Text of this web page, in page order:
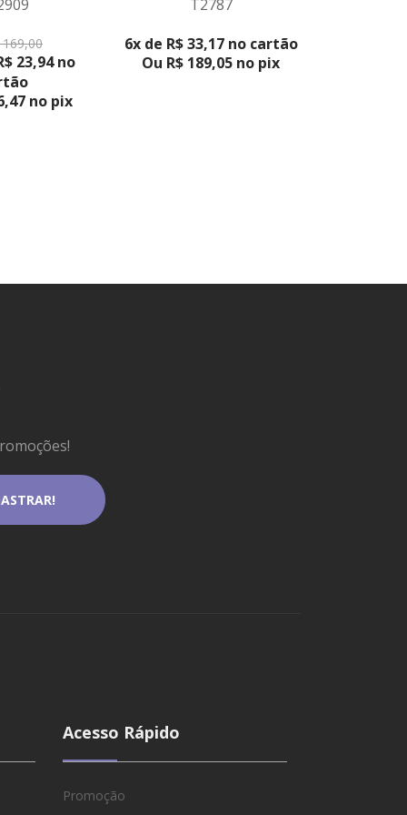
169,00
23,94 no
no pix
T2787
6x de R$ 33,17 no cartão
Ou R$ 189,05 no pix
VER PRODUTO
Acesso Rápido
Promoção